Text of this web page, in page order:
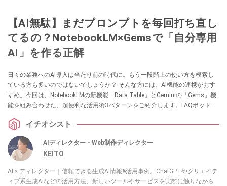
【AI無駄】まだプロンプトを毎回打ち直し
てるの？NotebookLM×Gemsで「自分専用
AI」を作る正解
日々の業務へのAI導入は当たり前の時代に。もう一段階上の使い方を模索し
ている方も多いのではないでしょうか？ そんな方には、AI機能の連携がおす
すめ。今回は、NotebookLMの新機能「Data Table」とGeminiの「Gems」機
能を組み合わせた、超便利な活用術3パターンをご紹介します。FAQボットの
した。ぜひチェックしてみてください。
イチオシスト
AIディレクター・Web制作ディレクター
KEITO
AI × ディレクター｜信頼できる生成AI情報&活用事例。ChatGPTやクリエイテ
ィブ系生成AIなどの活用方法、新しいツールやサービスを実際に触りながら